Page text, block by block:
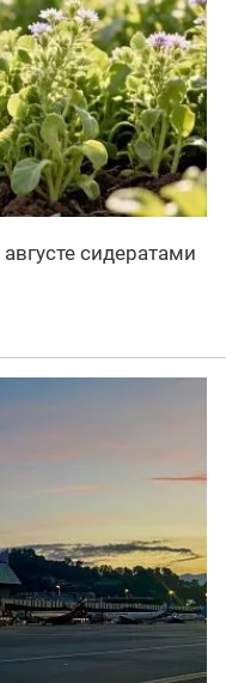
сидератами